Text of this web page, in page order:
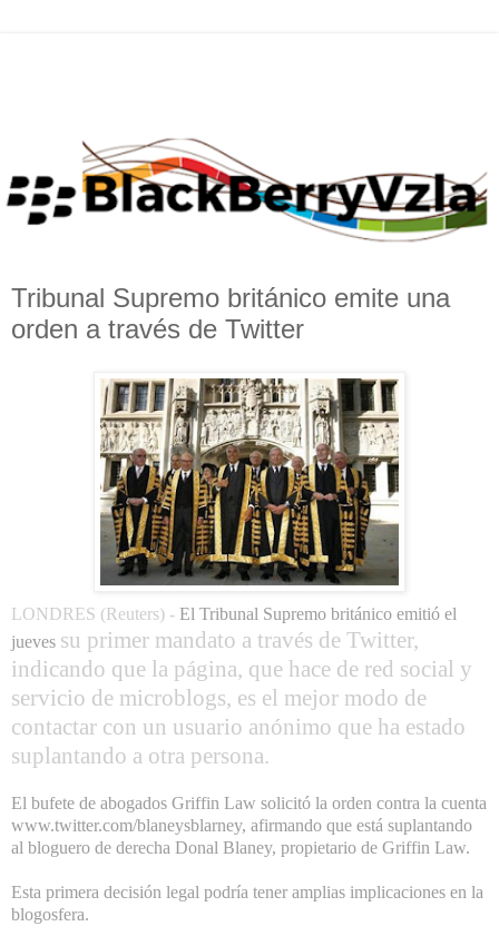
Tribunal Supremo británico emite una
orden a través de Twitter
LONDRES (Reuters) - El Tribunal Supremo británico emitió el
jueves su primer mandato a través de Twitter,
indicando que la página, que hace de red social y
servicio de microblogs, es el mejor modo de
contactar con un usuario anónimo que ha estado
suplantando a otra persona.
El bufete de abogados Griffin Law solicitó la orden contra la cuenta
www.twitter.com/blaneysblarney, afirmando que está suplantando
al bloguero de derecha Donal Blaney, propietario de Griffin Law.
Esta primera decisión legal podría tener amplias implicaciones en la
blogosfera.